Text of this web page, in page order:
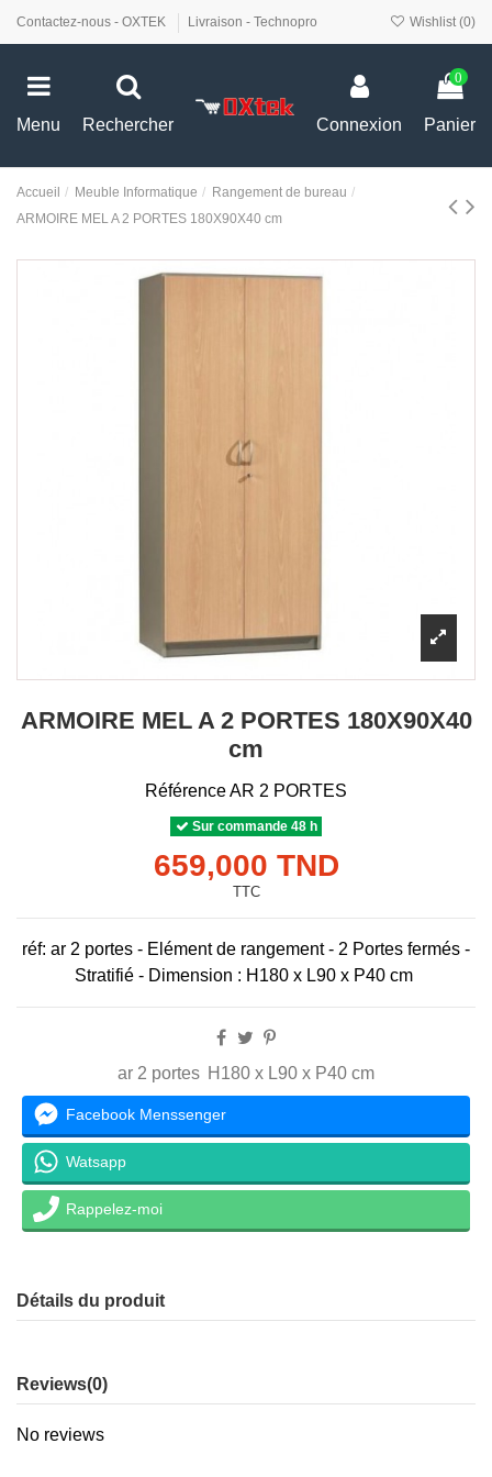
Contactez-nous - OXTEK Livraison - Technopro Wishlist (0)
Menu Rechercher Connexion
0
Panier
Accueil Meuble Informatique
Rangement de bureau
ARMOIRE MEL A 2 PORTES 180X90X40 cm
ARMOIRE MEL A 2 PORTES 180X90X40
cm
RéférenceAR 2 PORTES
Sur commande 48 h
659,000 TND
TTC
réf: ar 2 portes - Elément de rangement - 2 Portes fermés -
Stratifié - Dimension : H180 x L90 x P40 cm
ar 2 portes H180 x L90 x P40 cm
Facebook Menssenger
Watsapp
Rappelez-moi
Détails du produit
Reviews(0)
No reviews